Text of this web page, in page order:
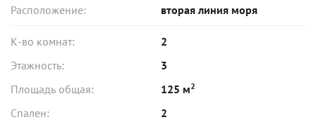
Расположение:
вторая линия моря
К-во комнат:
2
Этажность:
3
Площадь общая:
125 м2
Спален:
2